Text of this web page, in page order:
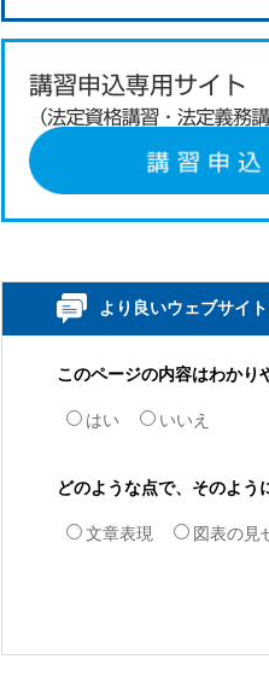
より良いウェブサイ
このページの内容はわかり
はい いいえ
どのような点で、そのよ
文章表現 図表の見